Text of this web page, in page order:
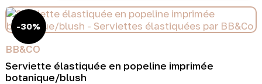
-30%
BB&CO
Serviette élastiquée en popeline imprimée
botanique/blush